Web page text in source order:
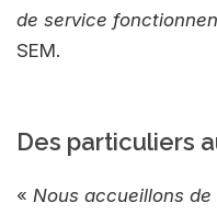
de service
SEM.
Des particuliers
« Nous accueillons